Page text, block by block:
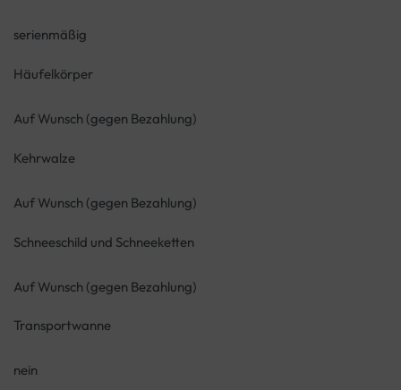
serienmäßig
Häufelkörper
Auf Wunsch (gegen Bezahlung)
Kehrwalze
Auf Wunsch (gegen Bezahlung)
Schneeschild und Schneeketten
Auf Wunsch (gegen Bezahlung)
Transportwanne
nein